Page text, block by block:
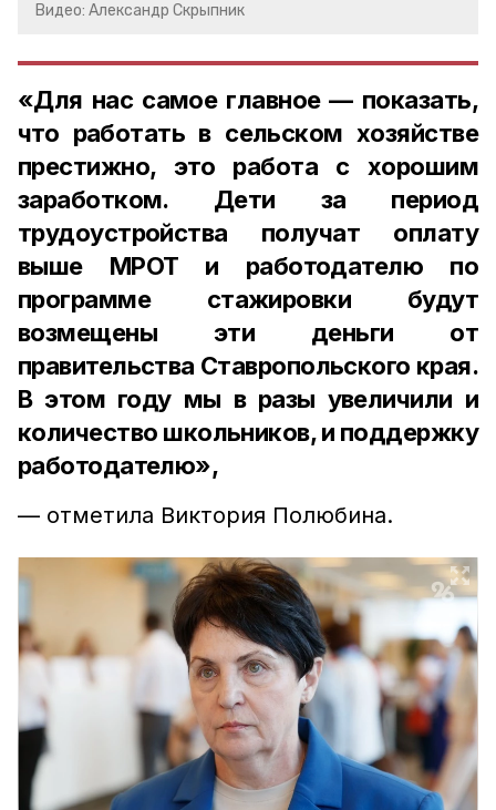
Видео: Александр Скрыпник
«Для нас самое главное — показать,
что работать в сельском хозяйстве
престижно, это работа с хорошим
заработком. Дети за период
трудоустройства получат оплату
выше МРОТ и работодателю по
программе стажировки будут
возмещены эти деньги от
правительства Ставропольского края.
В этом году мы в разы увеличили и
количество школьников, и поддержку
работодателю»,
— отметила Виктория Полюбина.